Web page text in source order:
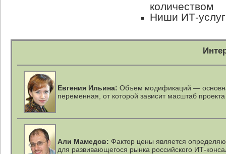
количеством
Ниши ИТ-
Евгения Ильина: Объем модификаций —
переменная, от которой зависит масштаб проекта
Али Мамедов: Фактор цены является
для развивающегося рынка российского ИТ-